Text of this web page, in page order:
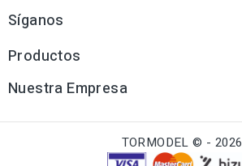
Síganos
Productos
Nuestra Empresa
TORMODEL © - 2026